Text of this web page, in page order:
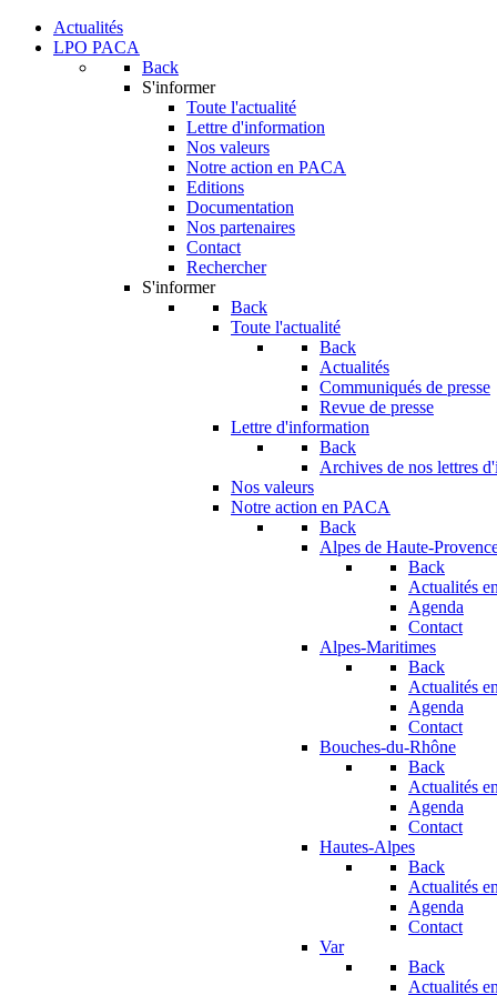
Actualités
LPO PACA
Back
S'informer
Toute l'actualité
Lettre d'information
Nos valeurs
Notre action en PACA
Editions
Documentation
Nos partenaires
Contact
Rechercher
S'informer
Back
Toute l'actualité
Back
Actualités
Communiqués de presse
Revue de presse
Lettre d'information
Back
Archives de nos lettres
Nos valeurs
Notre action en PACA
Back
Alpes de Haute-
Back
Actualités
Agenda
Contact
Alpes-Maritimes
Back
Actualités
Agenda
Contact
Bouches-du-Rhône
Back
Actualités
Agenda
Contact
Hautes-Alpes
Back
Actualités
Agenda
Contact
Var
Back
Actualités